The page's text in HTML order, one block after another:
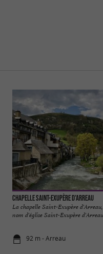
Chapelle Saint-Exupère d'Arreau
La chapelle Saint-Exupère
nom d'église Saint-Exupère
92 m - Arreau